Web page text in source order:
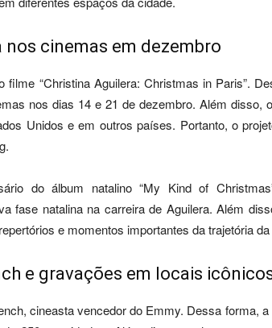
cinemas em dezembro
filme “Christina Aguilera: Christmas in Paris”.
nos dias 14 e 21 de dezembro. Além disso,
Unidos e em outros países. Portanto, o
do álbum natalino “My Kind of
fase natalina na carreira de Aguilera. Além
e momentos importantes da trajetória
e gravações em locais
cineasta vencedor do Emmy. Dessa forma,